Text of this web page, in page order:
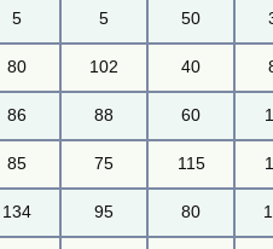
5 5 50
80 102 40
86 88 60
85 75 115
134 95 80